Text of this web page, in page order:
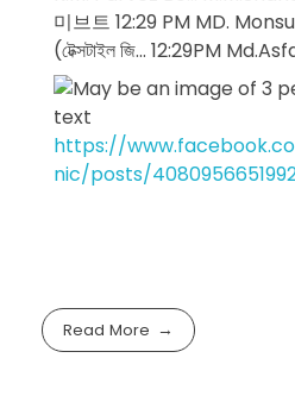
https://
nic/posts/
Read More